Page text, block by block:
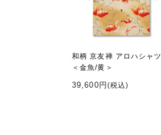
和柄 京友禅 アロハシャツ
＜金魚/黄＞
39,600円 (税込)